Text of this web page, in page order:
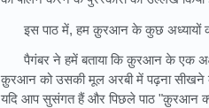
इस पाठ में, हम क़ुरआन के कुछ अध्यायों
पैगंबर ने हमें बताया कि क़ुरआन के एक
क़ुरआन को उसकी मूल अरबी में पढ़ना सीखने के
यदि आप सुसंगत हैं और पिछले पाठ "क़ुरआन